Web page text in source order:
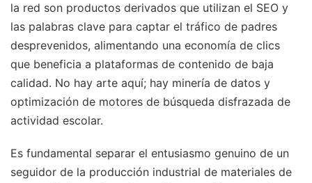
la red son productos derivados que utilizan el SEO y
las palabras clave para captar el tráfico de padres
desprevenidos, alimentando una economía de clics
que beneficia a plataformas de contenido de baja
calidad. No hay arte aquí; hay minería de datos y
optimización de motores de búsqueda disfrazada de
actividad escolar.
Es fundamental separar el entusiasmo genuino de un
seguidor de la producción industrial de materiales de